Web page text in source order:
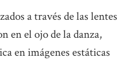
a través de las lentes
en el ojo de la danza,
en imágenes estáticas